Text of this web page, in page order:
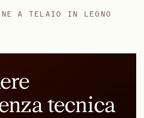
A TELAIO IN LEGNO
tecnica